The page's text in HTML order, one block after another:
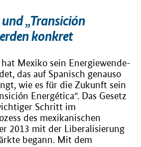
„Transición
konkret
Mexiko sein Energiewende-
das auf Spanisch genauso
wie es für die Zukunft sein
Energética“. Das Gesetz
Schritt im
des mexikanischen
2013 mit der Liberalisierung
begann. Mit dem